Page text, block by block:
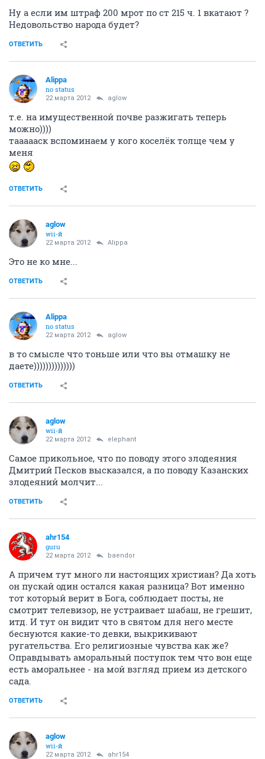
Ну а если им штраф 200 мрот по ст 215 ч. 1 вкатают ?
Недовольство народа будет?
ОТВЕТИТЬ
Alippa
no status
22 марта 2012 aglow
т.е. на имущественной почве разжигать теперь
можно))))
таааааск вспоминаем у кого коселёк толще чем у
меня
ОТВЕТИТЬ
aglow
wii-й
22 марта 2012 Alippa
Это не ко мне...
ОТВЕТИТЬ
Alippa
no status
22 марта 2012 aglow
в то смысле что тоньше или что вы отмашку не
даете))))))))))))))
ОТВЕТИТЬ
aglow
wii-й
22 марта 2012 elephant
Самое прикольное, что по поводу этого злодеяния
Дмитрий Песков высказался, а по поводу Казанских
злодеяний молчит...
ОТВЕТИТЬ
ahr154
guru
22 марта 2012 baendor
А причем тут много ли настоящих христиан? Да хоть
он пускай один остался какая разница? Вот именно
тот который верит в Бога, соблюдает посты, не
смотрит телевизор, не устраивает шабаш, не грешит,
итд. И тут он видит что в святом для него месте
беснуются какие-то девки, выкрикивают
ругательства. Его религиозные чувства как же?
Оправдывать аморальный поступок тем что вон еще
есть аморальнее - на мой взгляд прием из детского
сада.
ОТВЕТИТЬ
aglow
wii-й
22 марта 2012 ahr154